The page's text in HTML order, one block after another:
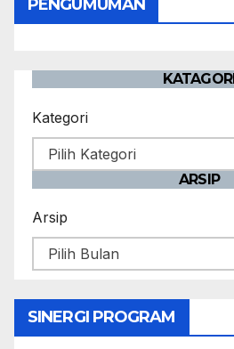
PENGUMUMAN
KATAGORI
Kategori
ARSIP
Arsip
SINERGI PROGRAM